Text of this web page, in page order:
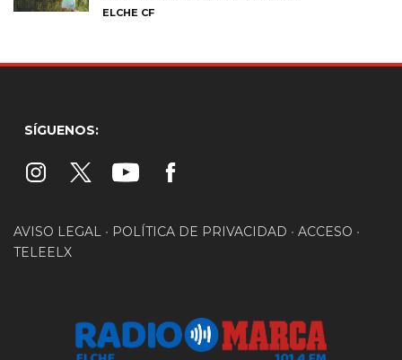
ELCHE CF
SÍGUENOS:
AVISO LEGAL • POLÍTICA DE PRIVACIDAD • ACCESO •
TELEELX